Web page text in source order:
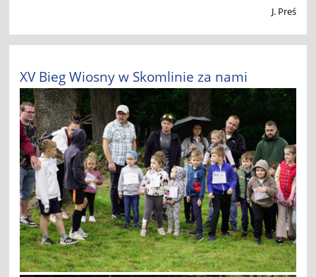
J. Preś
XV Bieg Wiosny w Skomlinie za nami